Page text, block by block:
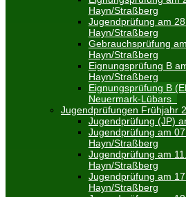
Hayn/Straßberg
Jugendprüfung am
Hayn/Straßberg
Gebrauchsprüfung
Hayn/Straßberg
Eignungsprüfung B
Hayn/Straßberg
Eignungsprüfung B
Neuermark-Lübars
Jugendprüfungen Frühjahr
Jugendprüfung (JP)
Jugendprüfung am
Hayn/Straßberg
Jugendprüfung am
Hayn/Straßberg
Jugendprüfung am
Hayn/Straßberg